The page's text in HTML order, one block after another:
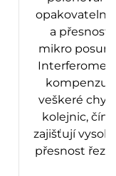
a přesnost
mikro
kompenzují
veškeré
kolejnic,
zajišťují
přesnost